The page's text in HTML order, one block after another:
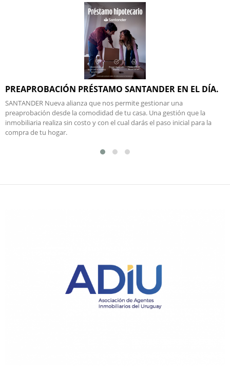
PREAPROBACIÓN PRÉSTAMO SANTANDER EN EL DÍA.
SANTANDER Nueva alianza que nos permite gestionar una
preaprobación desde la comodidad de tu casa. Una gestión que la
inmobiliaria realiza sin costo y con el cual darás el paso inicial para la
compra de tu hogar.